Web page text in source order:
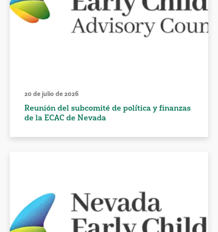
20 de julio de 2026
Reunión del subcomité de política y finanzas
de la ECAC de Nevada